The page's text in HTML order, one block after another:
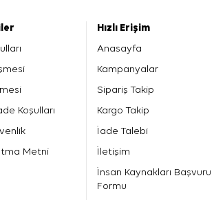
Koşulları
Metni
Hızlı Erişim
Anasayfa
Kampanyalar
Sipariş Takip
Kargo Takip
İade Talebi
İletişim
İnsan Kaynakları Başvuru
Formu